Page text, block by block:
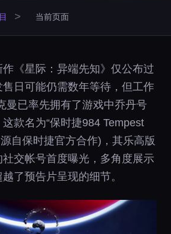
> 当前页面
《星际：异端先知》仅公布过
日可能仍需数年等待，但工作
曼已率先拥有了游戏中乔丹号
这款名为“保时捷984 Tempest
自保时捷官方合作)，其乐高版
交帐号首度曝光，多角度展示
了预告片呈现的细节。